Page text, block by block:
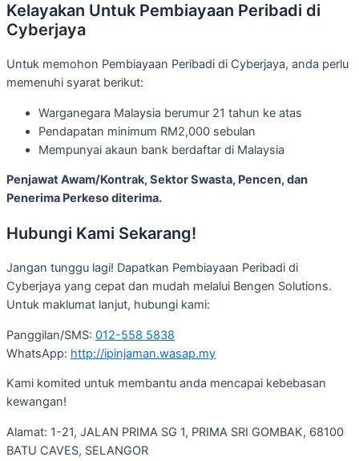
Kelayakan Untuk Pembiayaan Peribadi di
Cyberjaya
Untuk memohon Pembiayaan Peribadi di Cyberjaya, anda perlu
memenuhi syarat berikut:
Warganegara Malaysia berumur 21 tahun ke atas
Pendapatan minimum RM2,000 sebulan
Mempunyai akaun bank berdaftar di Malaysia
Penjawat Awam/Kontrak, Sektor Swasta, Pencen, dan
Penerima Perkeso diterima.
Hubungi Kami Sekarang!
Jangan tunggu lagi! Dapatkan Pembiayaan Peribadi di
Cyberjaya yang cepat dan mudah melalui Bengen Solutions.
Untuk maklumat lanjut, hubungi kami:
Panggilan/SMS: 012-558 5838
WhatsApp: http://ipinjaman.wasap.my
Kami komited untuk membantu anda mencapai kebebasan
kewangan!
Alamat: 1-21, JALAN PRIMA SG 1, PRIMA SRI GOMBAK, 68100
BATU CAVES, SELANGOR